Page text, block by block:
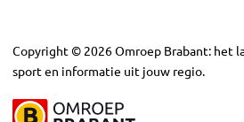
Copyright © 2026Omroep Brabant: het
sport en informatie uit jouw regio.